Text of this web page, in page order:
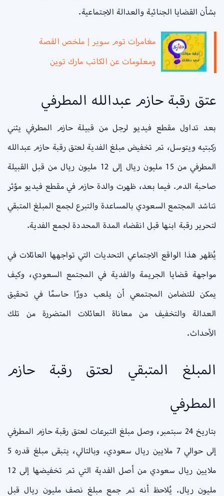
بشأن القضايا الجنائية والعدالة الاجتماعية.
مغامرات توم سوير | ملخص القصة
ومعلومات عن الكاتب مارك توين
عتق رقبة حازم عبدالله المطرفي
بعد تداول مقطع فيديو لرجل من قبيلة حازم المطرفي يثني
ركبتيه ويتوسل، تم تخفيض مبلغ الفدية لعتق رقبة حازم عبدالله
المطرفي من 15 مليون ريال إلى 12 مليون ريال من قبل القبيلة
صاحبة الدم. فيما بعد، ظهرت والدة حازم في مقطع فيديو مؤثر
تناشد المجتمع السعودي بالمساعدة والتبرع لجمع المبلغ المتبقي
لتحرير رقبة ابنها قبل انقضاء المدة المحددة لجمع الفدية.
يُظهر هذا الواقع الاجتماعي التحديات التي تواجهها العائلات في
مواجهة قضايا الجريمة والفدية في المجتمع السعودي، وكيف
يمكن للتضامن المجتمعي أن يلعب دورًا حاسمًا في تحقيق
العدالة والتخفيف من معاناة العائلات المتضررة من تلك
الأحداث.
المبلغ المتبقي لعتق رقبة حازم
المطرفي
بتاريخ 24 سبتمبر، وصل مبلغ التبرعات لعتق رقبة حازم المطرفي
إلى حوالي 7 ملايين ريال سعودي، وبالتالي، يتبقى مبلغ قدره 5
ملايين ريال سعودي من أصل الفدية التي تم تخفيضها إلى 12
مليون ريال. يُلاحظ أنه تم جمع مبلغ نصف مليون ريال قبل